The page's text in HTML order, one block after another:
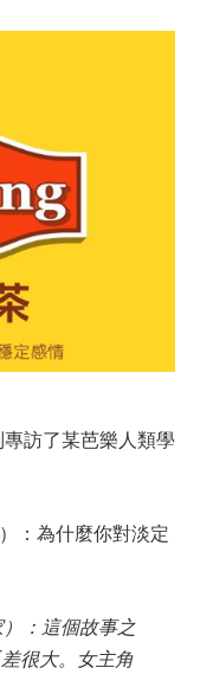
訪了某芭樂人類學
：為什麼你對淡定
：這個故事之
很大。女主角